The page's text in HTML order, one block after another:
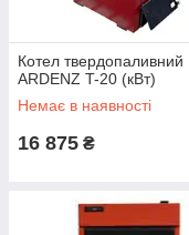
Котел твердопаливний
ARDENZ T-20 (кВт)
Немає в наявності
16 875 ₴